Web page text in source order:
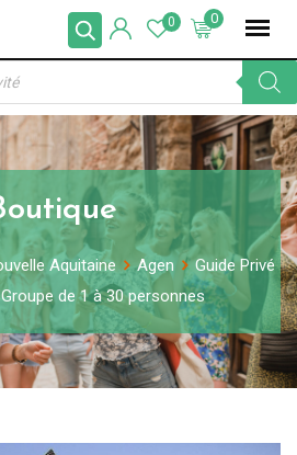
0
0
Aquitaine Agen
Guide Privé
de 1 à 30 personnes